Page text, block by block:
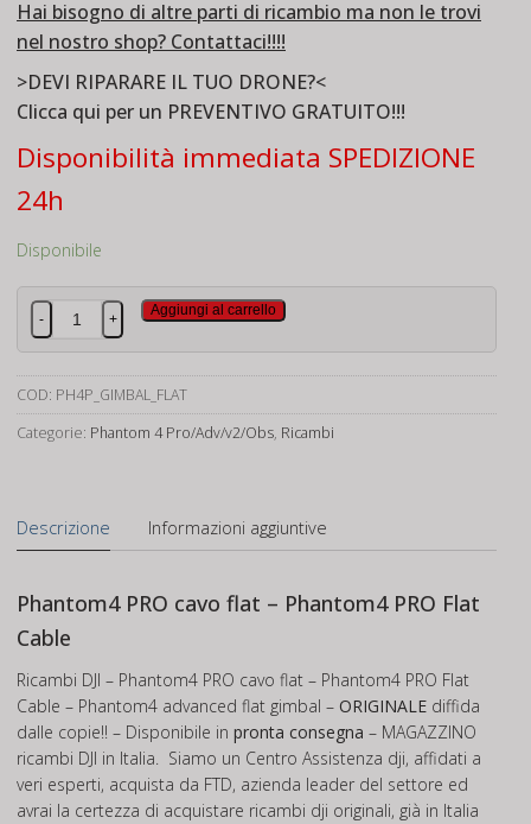
Hai bisogno di altre parti di ricambio ma non le trovi
nel nostro shop? Contattaci!!!!
>DEVI RIPARARE IL TUO DRONE?<
Clicca qui per un PREVENTIVO GRATUITO!!!
Disponibilità immediata SPEDIZIONE
24h
Disponibile
Phantom
4
cavo
flat
quantità
- +
Aggiungi al carrello
COD: PH4P_GIMBAL_FLAT
Categorie: Phantom 4 Pro/Adv/v2/Obs, Ricambi
Descrizione Informazioni aggiuntive
Phantom4 PRO cavo flat – Phantom4 PRO Flat
Cable
Ricambi DJI – Phantom4 PRO cavo flat – Phantom4 PRO Flat
Cable – Phantom4 advanced flat gimbal – ORIGINALE diffida
dalle copie!! – Disponibile in pronta consegna – MAGAZZINO
ricambi DJI in Italia. Siamo un Centro Assistenza dji, affidati a
veri esperti, acquista da FTD, azienda leader del settore ed
avrai la certezza di acquistare ricambi dji originali, già in Italia